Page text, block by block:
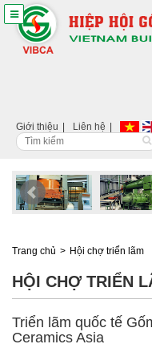
Giới thiệu Liên hệ
Trang chủ Hội chợ triển lãm
HỘI CHỢ TRIỂN
Triển lãm quốc tế
Ceramics Asia